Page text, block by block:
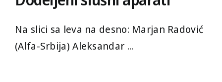
Na slici sa leva na desno: Marjan Radović
(Alfa-Srbija) Aleksandar ...